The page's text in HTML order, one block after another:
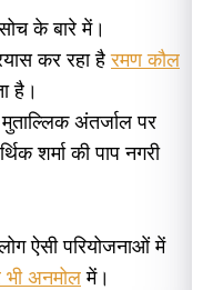
के बारे में।
कर रहा हैरमण कौल
है।
अंतर्जाल पर
शर्मा की पाप नगरी
ऐसी परियोजनाओं में
भी अनमोल में।